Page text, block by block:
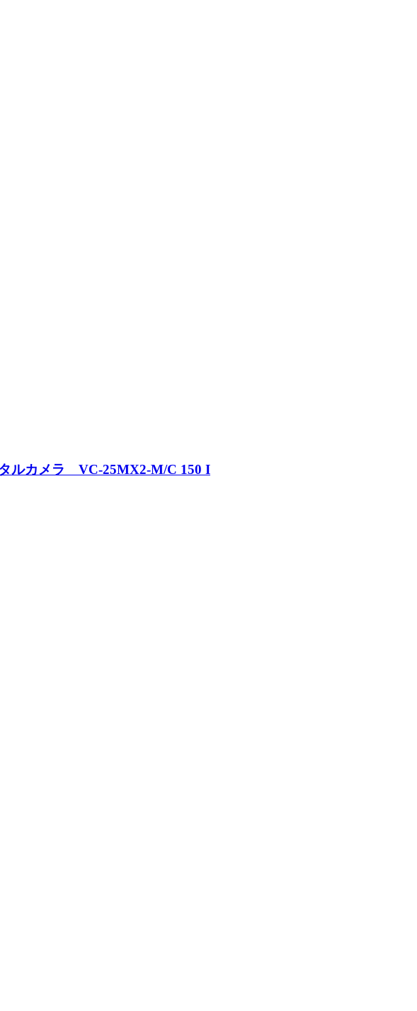
タルカメラ VC-25MX2-M/C 150 I